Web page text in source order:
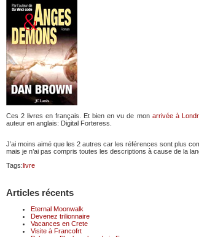
Ces 2 livres en français. Et bien en vu de mon arrivée à
auteur en anglais: Digital Forteress.
J’ai moins aimé que les 2 autres car les références sont plus
mais je n’ai pas compris toutes les descriptions à cause de la
Tags:livre
Articles récents
Eternal Moonwalk
Devenez trilionnaire
Vacances en Crete
Visite à Francofrt